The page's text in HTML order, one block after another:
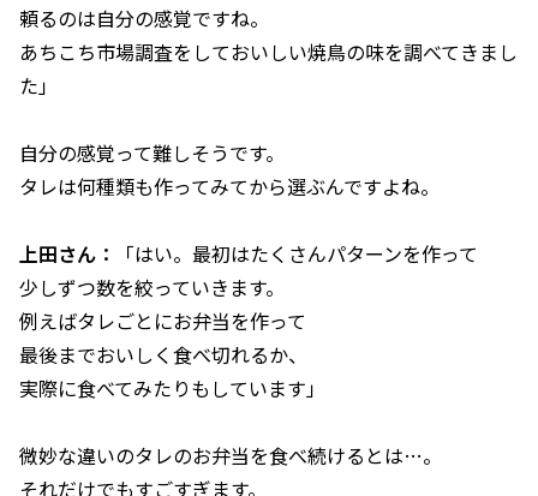
頼るのは自分の感覚ですね。
あちこち市場調査をしておいしい焼鳥の味を調べてきまし
た」
自分の感覚って難しそうです。
タレは何種類も作ってみてから選ぶんですよね。
上田さん：
「はい。最初はたくさんパターンを作って
少しずつ数を絞っていきます。
例えばタレごとにお弁当を作って
最後までおいしく食べ切れるか、
実際に食べてみたりもしています」
微妙な違いのタレのお弁当を食べ続けるとは…。
それだけでもすごすぎます。